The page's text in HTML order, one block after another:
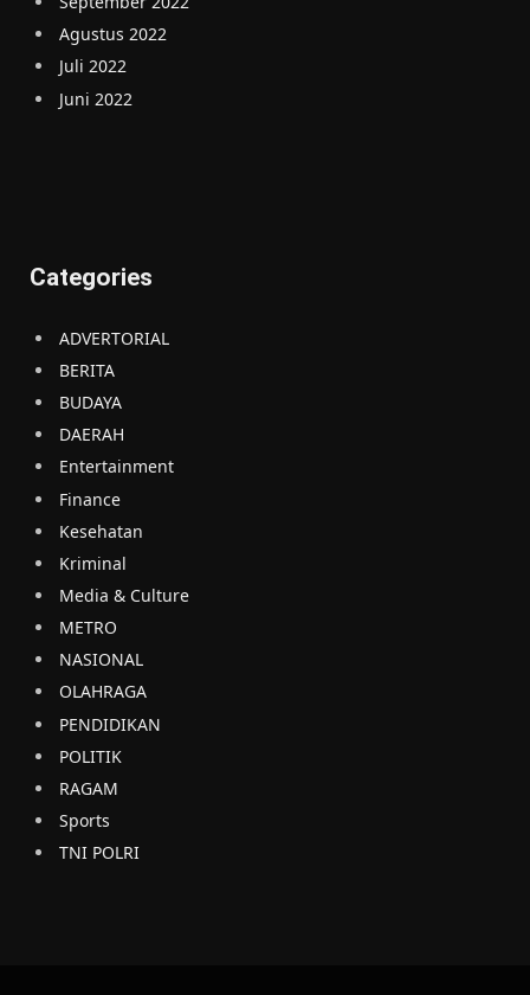
Agustus 2022
Juli 2022
Juni 2022
Categories
ADVERTORIAL
BERITA
BUDAYA
DAERAH
Entertainment
Finance
Kesehatan
Kriminal
Media & Culture
METRO
NASIONAL
OLAHRAGA
PENDIDIKAN
POLITIK
RAGAM
Sports
TNI POLRI